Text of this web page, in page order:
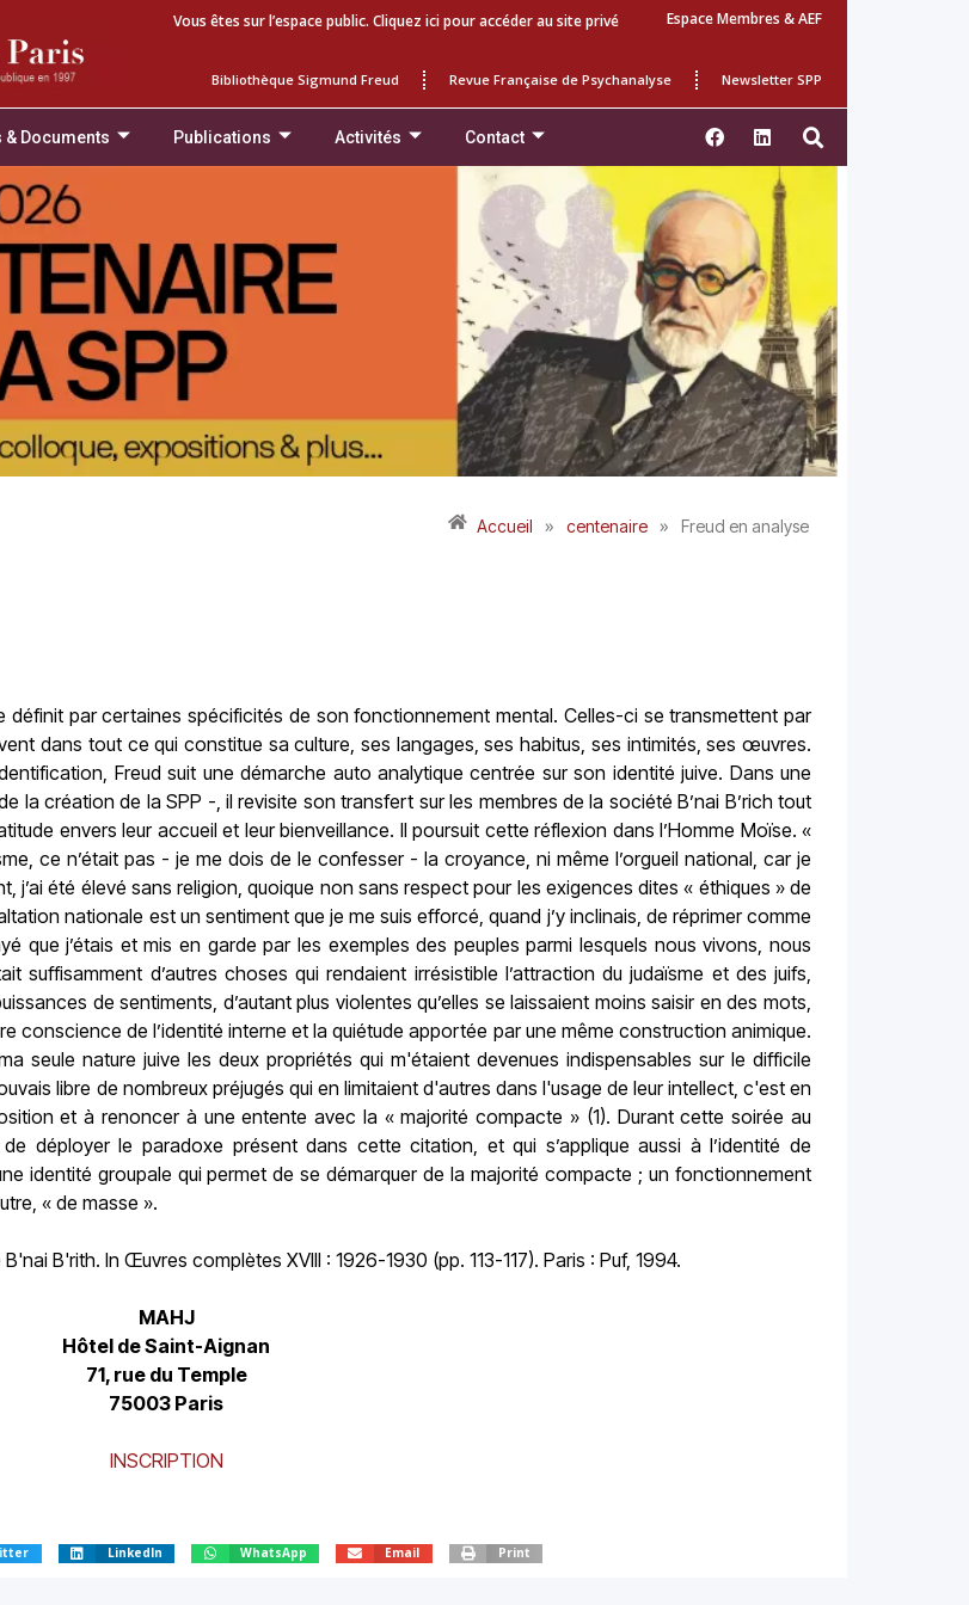
Vous êtes sur l’espace public. Cliquez ici pour accéder au site privé Espace Membres & AEF
Bibliothèque Sigmund Freud Revue Française de Psychanalyse Newsletter SPP
Documents Publications Activités Contact
Accueil » centenaire » Freud en analyse
définit par certaines spécificités de son fonctionnement mental. Celles-ci se transmettent par
dans tout ce qui constitue sa culture, ses langages, ses habitus, ses intimités, ses œuvres.
Freud suit une démarche auto analytique centrée sur son identité juive. Dans une
la création de la SPP -, il revisite son transfert sur les membres de la société B’nai B’rich tout
envers leur accueil et leur bienveillance. Il poursuit cette réflexion dans l’Homme Moïse. «
ce n’était pas - je me dois de le confesser - la croyance, ni même l’orgueil national, car je
j’ai été élevé sans religion, quoique non sans respect pour les exigences dites « éthiques » de
nationale est un sentiment que je me suis efforcé, quand j’y inclinais, de réprimer comme
que j’étais et mis en garde par les exemples des peuples parmi lesquels nous vivons, nous
suffisamment d’autres choses qui rendaient irrésistible l’attraction du judaïsme et des juifs,
de sentiments, d’autant plus violentes qu’elles se laissaient moins saisir en des mots,
conscience de l’identité interne et la quiétude apportée par une même construction animique.
seule nature juive les deux propriétés qui m'étaient devenues indispensables sur le difficile
libre de nombreux préjugés qui en limitaient d'autres dans l'usage de leur intellect, c'est en
et à renoncer à une entente avec la « majorité compacte » (1). Durant cette soirée au
déployer le paradoxe présent dans cette citation, et qui s’applique aussi à l’identité de
identité groupale qui permet de se démarquer de la majorité compacte ; un fonctionnement
« de masse ».
B'rith. In Œuvres complètes XVIII : 1926-1930 (pp. 113-117). Paris : Puf, 1994.
MAHJ
Hôtel de Saint-Aignan
71, rue du Temple
75003 Paris
INSCRIPTION
LinkedIn WhatsApp Email Print